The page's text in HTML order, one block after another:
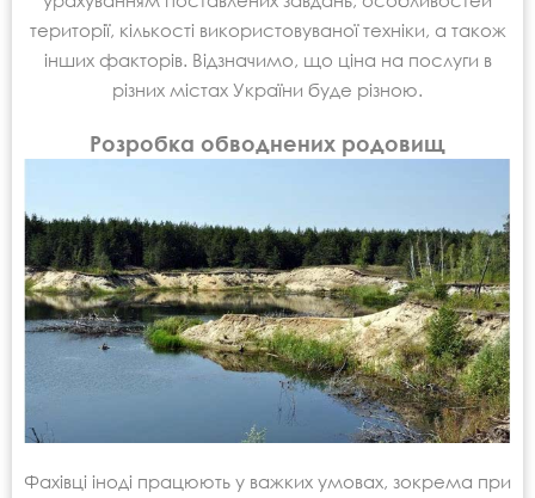
території, кількості використовуваної техніки, а також
інших факторів. Відзначимо, що ціна на послуги в
різних містах України буде різною.
Розробка обводнених родовищ
Фахівці іноді працюють у важких умовах, зокрема при